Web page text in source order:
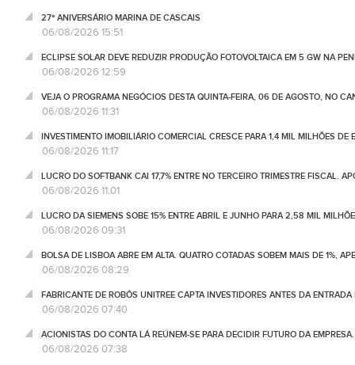
27º ANIVERSÁRIO MARINA DE CASCAIS
06/08/2026 15:51
ECLIPSE SOLAR DEVE REDUZIR PRODUÇÃO FOTOVOLTAICA EM 5 GW NA
06/08/2026 12:59
VEJA O PROGRAMA NEGÓCIOS DESTA QUINTA-FEIRA, 06 DE AGOSTO, NO
06/08/2026 11:31
INVESTIMENTO IMOBILIÁRIO COMERCIAL CRESCE PARA 1,4 MIL MILHÕES DE
06/08/2026 11:17
LUCRO DO SOFTBANK CAI 17,7% ENTRE NO TERCEIRO TRIMESTRE FISCAL.
06/08/2026 11:01
LUCRO DA SIEMENS SOBE 15% ENTRE ABRIL E JUNHO PARA 2,58 MIL
06/08/2026 09:31
BOLSA DE LISBOA ABRE EM ALTA. QUATRO COTADAS SOBEM MAIS DE 1%,
06/08/2026 08:29
FABRICANTE DE ROBÔS UNITREE CAPTA INVESTIDORES ANTES DA ENTRADA
06/08/2026 07:40
ACIONISTAS DO CONTA LÁ REÚNEM-SE PARA DECIDIR FUTURO DA
06/08/2026 07:38